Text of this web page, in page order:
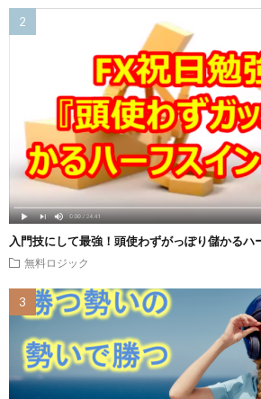
入門技にして最強！頭使わずがっぽり儲かるハ
無料ロジック